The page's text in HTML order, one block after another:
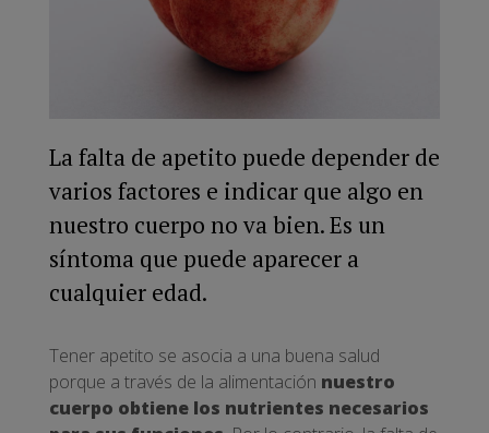
La falta de apetito puede depender de
varios factores e indicar que algo en
nuestro cuerpo no va bien. Es un
síntoma que puede aparecer a
cualquier edad.
Tener apetito se asocia a una buena salud
porque a través de la alimentación nuestro
cuerpo obtiene los nutrientes necesarios